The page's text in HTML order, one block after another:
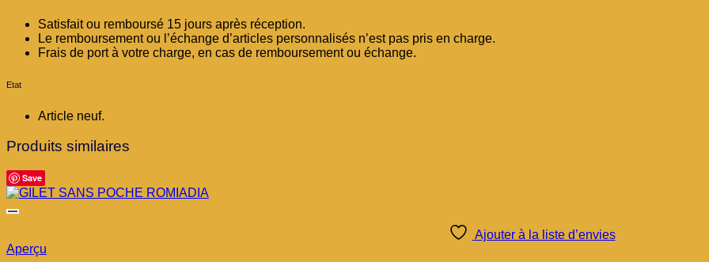
Satisfait ou remboursé 15 jours après réception.
Le remboursement ou l’échange d’articles personnalisés n’est pas pris en charge.
Frais de port à votre charge, en cas de remboursement ou échange.
Etat
Article neuf.
Produits similaires
Save
Ajouter à la liste d’envies
Aperçu